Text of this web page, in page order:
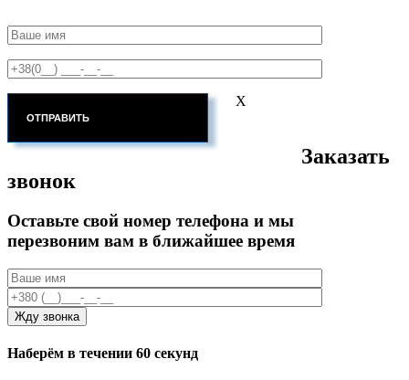
X
Заказать
звонок
Оставьте свой номер телефона и мы
перезвоним вам в ближайшее время
Наберём в течении 60 секунд